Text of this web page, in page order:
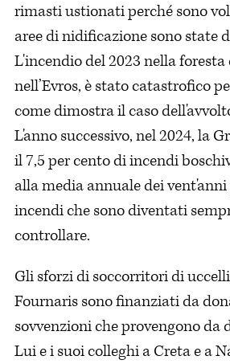
rimasti ustionati perché sono
aree di nidificazione sono state
L'incendio del 2023 nella foresta
nell’Evros, è stato catastrofico
come dimostra il caso
L'anno successivo, nel 2024, la
il 7,5 per cento di incendi
alla media annuale dei
incendi che sono diventati
controllare.
Gli sforzi di soccorritori di
Fournaris sono finanziati da
sovvenzioni che provengono da
Lui e i suoi colleghi a Creta e a